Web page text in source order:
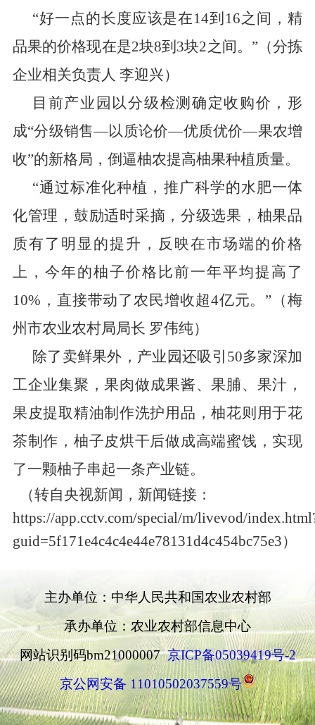
“好一点的长度应该是在14到 16之间，精
品果的价格现在是2块8到 3块2之间。 ”（分拣
企业相关负责人 李迎兴）
目前产业园以分级检测确定收购价，形
成“分级销售—以质论价—优质优价—果农增
收”的新格局，倒逼柚农提高柚果种植质量。
“通过标准化种植，推广科学的水肥一体
化管理 ， 鼓励适时采摘，分级选果，柚果品
质有了明显的提升 ， 反映在市场端的价格
上，今年的柚子价格比前一年平均提高了
10% ，直接带动了农民增收超4亿元。 ” （梅
州市农业农村局局长 罗伟纯）
除了卖鲜果外，产业园还吸引 50多家深加
工企业集聚 ，果肉做成果酱、果脯、果汁 ，
果皮提取精油制作洗护用品，柚花则用于花
茶制作，柚子皮烘干后做成高端蜜饯，实现
了一颗柚子串起一条产业链。
（转自央视新闻 ， 新闻链接：
https://app.cctv.com/special/m/livevod/
guid=5f171e4c4c4e44e78131d4c454bc75e3）
主办单位：中华人民共和国农业农村部
承办单位：农业农村部信息中心
网站识别码bm21000007京ICP备05039419号-2
京公网安备 11010502037559号